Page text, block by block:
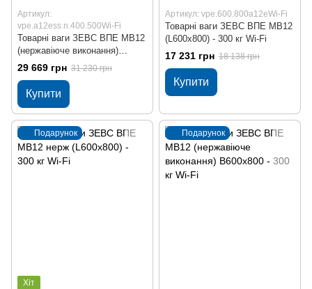
Артикул:
vpe.a12ess.n.400.500Wi-Fi
Товарні ваги ЗЕВС ВПЕ МВ12
(нержавіюче виконання)
В400x500 - 30 кг Wi-Fi
29 669 грн 31 230 грн
Купити
Артикул: vpe.600.800a12eWi-Fi
Товарні ваги ЗЕВС ВПЕ МВ12
(L600x800) - 300 кг Wi-Fi
17 231 грн 18 138 грн
Купити
Подарунок
Хіт
Подарунок